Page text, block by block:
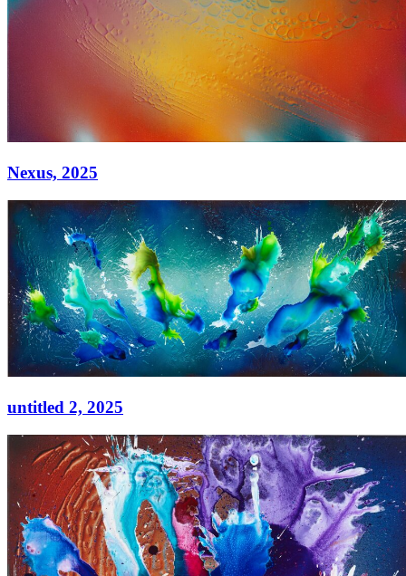
Nexus, 2025
Nexus,2025
Acryl auf Leinwand
90 × 130 cm
untitled 2, 2025
untitled 2,2025
Acryl auf Leinwand
130 × 300 cm